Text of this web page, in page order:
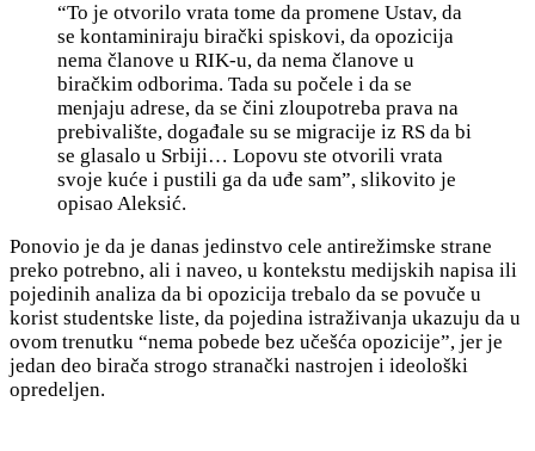
“To je otvorilo vrata tome da promene Ustav, da
se kontaminiraju birački spiskovi, da opozicija
nema članove u RIK-u, da nema članove u
biračkim odborima. Tada su počele i da se
menjaju adrese, da se čini zloupotreba prava na
prebivalište, događale su se migracije iz RS da bi
se glasalo u Srbiji… Lopovu ste otvorili vrata
svoje kuće i pustili ga da uđe sam”, slikovito je
opisao Aleksić.
Ponovio je da je danas jedinstvo cele antirežimske strane
preko potrebno, ali i naveo, u kontekstu medijskih napisa ili
pojedinih analiza da bi opozicija trebalo da se povuče u
korist studentske liste, da pojedina istraživanja ukazuju da u
ovom trenutku “nema pobede bez učešća opozicije”, jer je
jedan deo birača strogo stranački nastrojen i ideološki
opredeljen.